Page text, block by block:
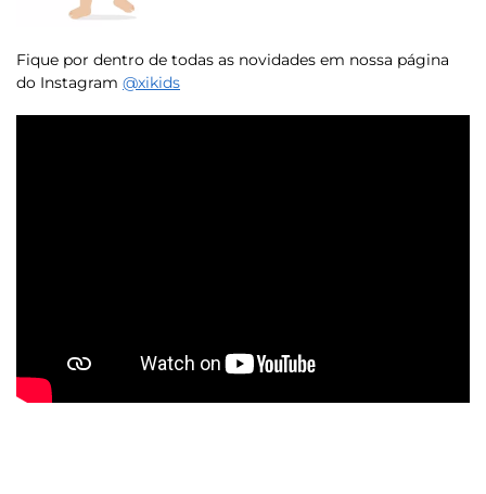
Fique por dentro de todas as novidades em nossa página
do Instagram @xikids